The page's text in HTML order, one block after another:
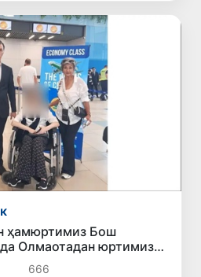
ҳамюртимиз Бош
Олмаотадан юртимизга
666